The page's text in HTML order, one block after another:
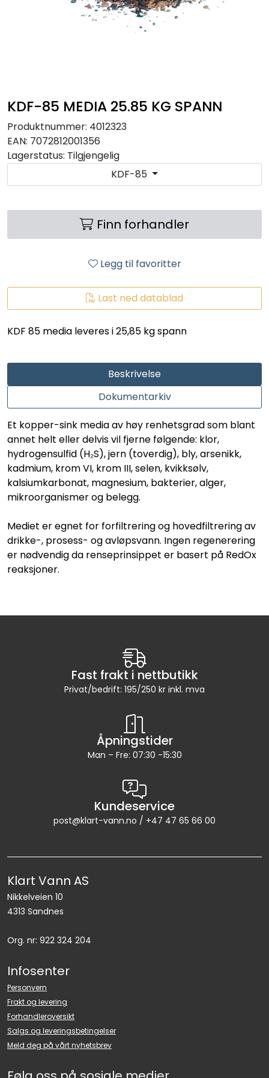
KDF-85 MEDIA 25.85 KG SPANN
Produktnummer: 4012323
EAN: 7072812001356
Lagerstatus: Tilgjengelig
KDF-85
Finn forhandler
Legg til favoritter
Last ned datablad
KDF 85 media leveres i 25,85 kg spann
Beskrivelse
Dokumentarkiv
Et kopper-sink media av høy renhetsgrad som blant
annet helt eller delvis vil fjerne følgende: klor,
hydrogensulfid (H₂S), jern (toverdig), bly, arsenikk,
kadmium, krom VI, krom III, selen, kvikksølv,
kalsiumkarbonat, magnesium, bakterier, alger,
mikroorganismer og belegg.
Mediet er egnet for forfiltrering og hovedfiltrering av
drikke-, prosess- og avløpsvann. Ingen regenerering
er nødvendig da renseprinsippet er basert på RedOx
reaksjoner.
Fast frakt i nettbutikk
Privat/bedrift: 195/250 kr inkl. mva
Åpningstider
Man – Fre: 07:30 -15:30
Kundeservice
post@klart-vann.no / +47 47 65 66 00
Klart Vann AS
Nikkelveien 10
4313 Sandnes
Org. nr: 922 324 204
Infosenter
Personvern
Frakt og levering
Forhandleroversikt
Salgs og leveringsbetingelser
Meld deg på vårt nyhetsbrev
HUS OG HYTTE
ANALYSEVERKTØY
FILTERMEDIA
VARMEANLEGG
DIFFUSOR
Marked
Aktuelt
Om oss